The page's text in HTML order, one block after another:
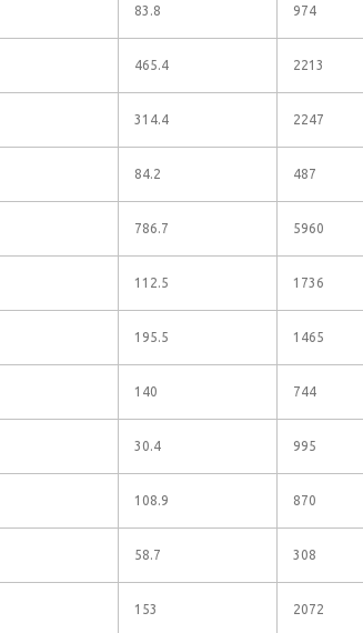
83.8 974
465.4 2213
314.4 2247
84.2 487
786.7 5960
112.5 1736
195.5 1465
140 744
30.4 995
108.9 870
58.7 308
153 2072